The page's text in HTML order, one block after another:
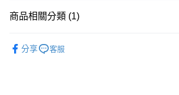
3.實際核准額度、可分期數及費用金額請依後續交易
無法說明評估內容。
AFTEE先享後付是「在收到商品之後才付款」的支付
便利好安心！
２．便利：只要手機號碼，簡訊認證，即可結帳。
３．安心：先確認商品／服務後，再付款。
運送方式
商品相關分類 (1)
分享
客服